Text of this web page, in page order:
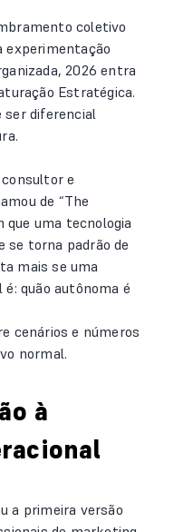
coletivo
experimentação
2026 entra
Estratégica.
ser diferencial
e
de “The
que uma tecnologia
se torna padrão de
mais se uma
quão autônoma é
cenários e números
normal.
à
a primeira versão